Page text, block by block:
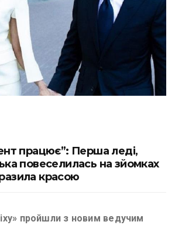
працює”: Перша леді,
повеселилась на зйомках
красою
пройшли з новим ведучим